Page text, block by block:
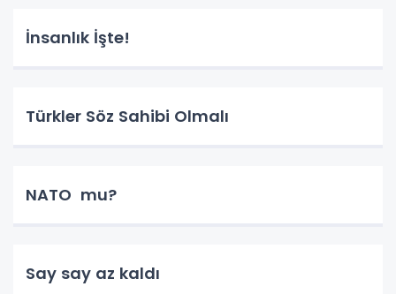
İnsanlık İşte!
Türkler Söz Sahibi Olmalı
NATO mu?
Say say az kaldı